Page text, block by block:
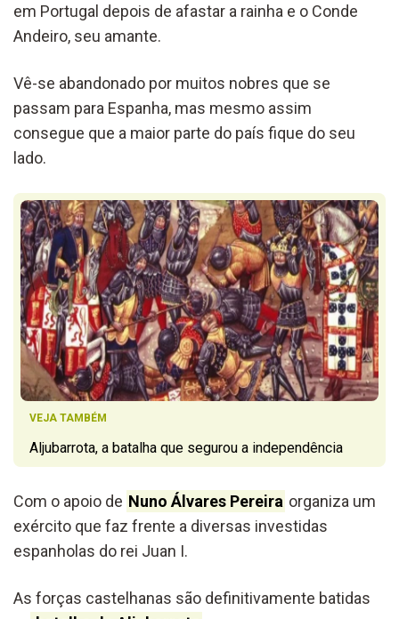
em Portugal depois de afastar a rainha e o Conde
Andeiro, seu amante.
Vê-se abandonado por muitos nobres que se
passam para Espanha, mas mesmo assim
consegue que a maior parte do país fique do seu
lado.
VEJA TAMBÉM
Aljubarrota, a batalha que segurou a independência
Com o apoio de Nuno Álvares Pereira organiza um
exército que faz frente a diversas investidas
espanholas do rei Juan I.
As forças castelhanas são definitivamente batidas